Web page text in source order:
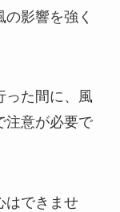
影響を強く
た間に、 風
注意が必要で
はできませ